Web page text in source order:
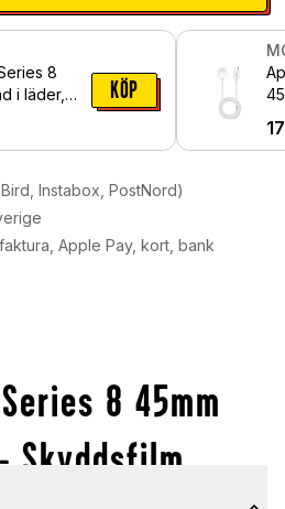
8
i läder,
KÖP
Vit
Instabox, PostNord)
Apple Pay, kort, bank
8 45mm
Skyddsfilm